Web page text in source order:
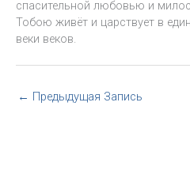
спасительной любовью и
Тобою живёт и царствует в
веки веков.
← Предыдущая Запись